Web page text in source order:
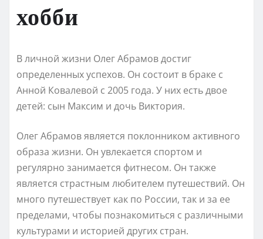
хобби
В личной жизни Олег Абрамов достиг
определенных успехов. Он состоит в браке с
Анной Ковалевой с 2005 года. У них есть двое
детей: сын Максим и дочь Виктория.
Олег Абрамов является поклонником активного
образа жизни. Он увлекается спортом и
регулярно занимается фитнесом. Он также
является страстным любителем путешествий. Он
много путешествует как по России, так и за ее
пределами, чтобы познакомиться с различными
культурами и историей других стран.